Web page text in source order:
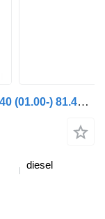
Cutie acumulator auto MAN TGA 18.440 (01.00-) 81.41860-0139 pentru camion MAN 4-series, TGA (1993-2009)
diesel